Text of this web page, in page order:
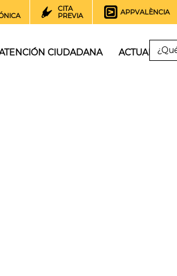
CITA
PREVIA
APPVALÈNCIA
CIUDADANA ACTUALIDAD